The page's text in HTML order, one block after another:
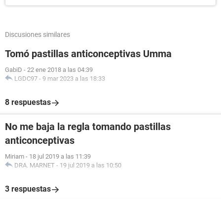
Discusiones similares
Tomó pastillas anticonceptivas Umma
GabiD - 22 ene 2018 a las 04:39
LGDC97 - 9 mar 2023 a las 18:33
8 respuestas
No me baja la regla tomando pastillas
anticonceptivas
Miriam - 18 jul 2019 a las 11:39
DRA. MARNET - 19 jul 2019 a las 10:50
3 respuestas